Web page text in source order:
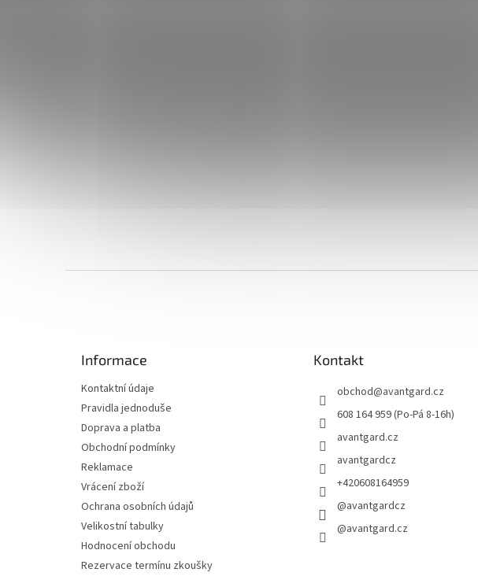
Informace
Kontaktní údaje
Pravidla jednoduše
Doprava a platba
Obchodní podmínky
Reklamace
Vrácení zboží
Ochrana osobních údajů
Velikostní tabulky
Hodnocení obchodu
Rezervace termínu zkoušky
Kontakt
obchod@avantgard.cz
608 164 959 (Po-Pá 8-16h)
avantgard.cz
avantgardcz
+420608164959
@avantgardcz
@avantgard.cz